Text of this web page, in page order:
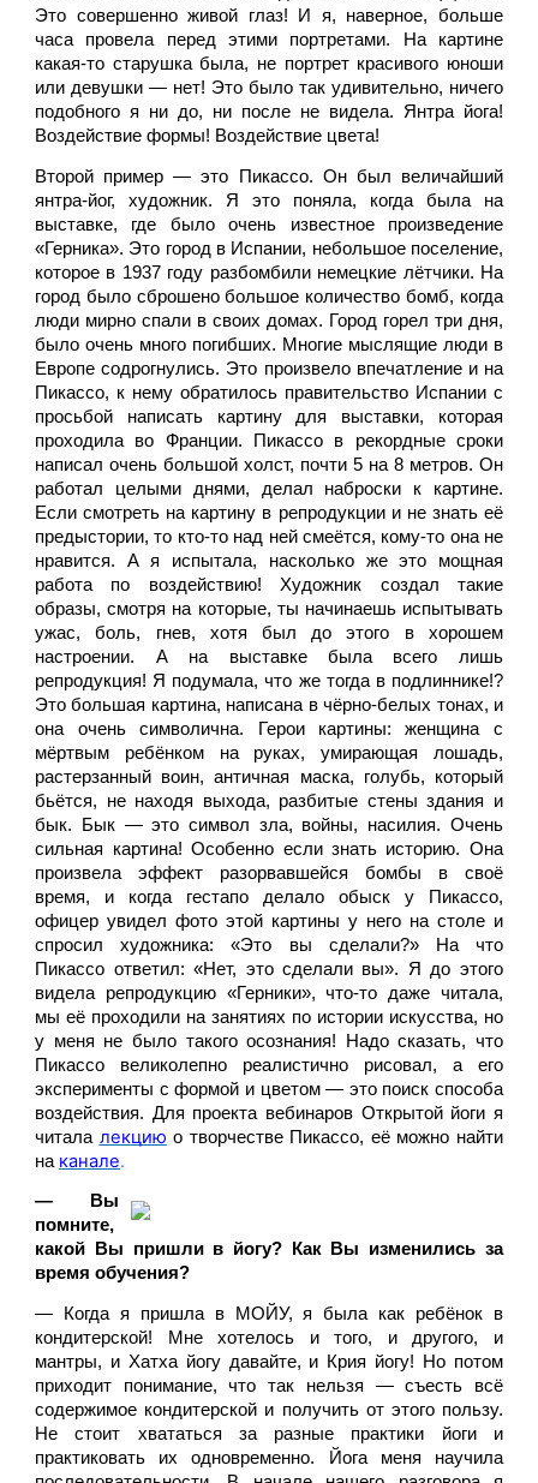
Это совершенно живой глаз! И я, наверное, больше
часа провела перед этими портретами. На картине
какая-то старушка была, не портрет красивого юноши
или девушки — нет! Это было так удивительно, ничего
подобного я ни до, ни после не видела. Янтра йога!
Воздействие формы! Воздействие цвета!
Второй пример — это Пикассо. Он был величайший
янтра-йог, художник. Я это поняла, когда была на
выставке, где было очень известное произведение
«Герника». Это город в Испании, небольшое поселение,
которое в 1937 году разбомбили немецкие лётчики. На
город было сброшено большое количество бомб, когда
люди мирно спали в своих домах. Город горел три дня,
было очень много погибших. Многие мыслящие люди в
Европе содрогнулись. Это произвело впечатление и на
Пикассо, к нему обратилось правительство Испании с
просьбой написать картину для выставки, которая
проходила во Франции. Пикассо в рекордные сроки
написал очень большой холст, почти 5 на 8 метров. Он
работал целыми днями, делал наброски к картине.
Если смотреть на картину в репродукции и не знать её
предыстории, то кто-то над ней смеётся, кому-то она не
нравится. А я испытала, насколько же это мощная
работа по воздействию! Художник создал такие
образы, смотря на которые, ты начинаешь испытывать
ужас, боль, гнев, хотя был до этого в хорошем
настроении. А на выставке была всего лишь
репродукция! Я подумала, что же тогда в подлиннике!?
Это большая картина, написана в чёрно-белых тонах, и
она очень символична. Герои картины: женщина с
мёртвым ребёнком на руках, умирающая лошадь,
растерзанный воин, античная маска, голубь, который
бьётся, не находя выхода, разбитые стены здания и
бык. Бык — это символ зла, войны, насилия. Очень
сильная картина! Особенно если знать историю. Она
произвела эффект разорвавшейся бомбы в своё
время, и когда гестапо делало обыск у Пикассо,
офицер увидел фото этой картины у него на столе и
спросил художника: «Это вы сделали?» На что
Пикассо ответил: «Нет, это сделали вы». Я до этого
видела репродукцию «Герники», что-то даже читала,
мы её проходили на занятиях по истории искусства, но
у меня не было такого осознания! Надо сказать, что
Пикассо великолепно реалистично рисовал, а его
эксперименты с формой и цветом — это поиск способа
воздействия. Для проекта вебинаров Открытой йоги я
читала лекцию о творчестве Пикассо, её можно найти
на канале.
— Вы
помните,
какой Вы пришли в йогу? Как Вы изменились за
время обучения?
— Когда я пришла в МОЙУ, я была как ребёнок в
кондитерской! Мне хотелось и того, и другого, и
мантры, и Хатха йогу давайте, и Крия йогу! Но потом
приходит понимание, что так нельзя — съесть всё
содержимое кондитерской и получить от этого пользу.
Не стоит хвататься за разные практики йоги и
практиковать их одновременно. Йога меня научила